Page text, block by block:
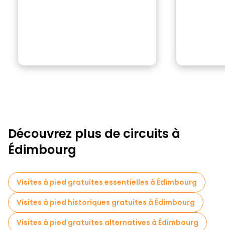
Découvrez plus de circuits à
Édimbourg
Visites à pied gratuites essentielles à Édimbourg
Visites à pied historiques gratuites à Édimbourg
Visites à pied gratuites alternatives à Édimbourg